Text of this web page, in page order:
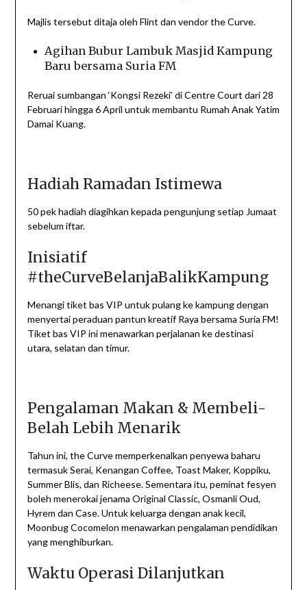
Majlis tersebut ditaja oleh Flint dan vendor the Curve.
Agihan Bubur Lambuk Masjid Kampung
Baru bersama Suria FM
Reruai sumbangan ‘Kongsi Rezeki’ di Centre Court dari 28
Februari hingga 6 April untuk membantu Rumah Anak Yatim
Damai Kuang.
Hadiah Ramadan Istimewa
50 pek hadiah diagihkan kepada pengunjung setiap Jumaat
sebelum iftar.
Inisiatif
#theCurveBelanjaBalikKampung
Menangi tiket bas VIP untuk pulang ke kampung dengan
menyertai peraduan pantun kreatif Raya bersama Suria FM!
Tiket bas VIP ini menawarkan perjalanan ke destinasi
utara, selatan dan timur.
Pengalaman Makan & Membeli-
Belah Lebih Menarik
Tahun ini, the Curve memperkenalkan penyewa baharu
termasuk Serai, Kenangan Coffee, Toast Maker, Koppiku,
Summer Blis, dan Richeese. Sementara itu, peminat fesyen
boleh menerokai jenama Original Classic, Osmanli Oud,
Hyrem dan Case. Untuk keluarga dengan anak kecil,
Moonbug Cocomelon menawarkan pengalaman pendidikan
yang menghiburkan.
Waktu Operasi Dilanjutkan